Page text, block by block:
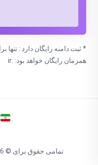
* ثبت دامنه رایگان دارد :
همزمان رایگان خواهد بود: .ir
تمامی حقوق برای © 2026 وب رمز. محفوط می باشد.